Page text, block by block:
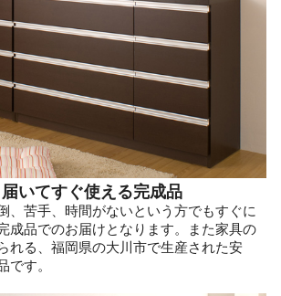
いてすぐ使える完成品
、苦手、時間がないという方でもすぐに
成品でのお届けとなります。また家具の
れる、福岡県の大川市で生産された安
です。